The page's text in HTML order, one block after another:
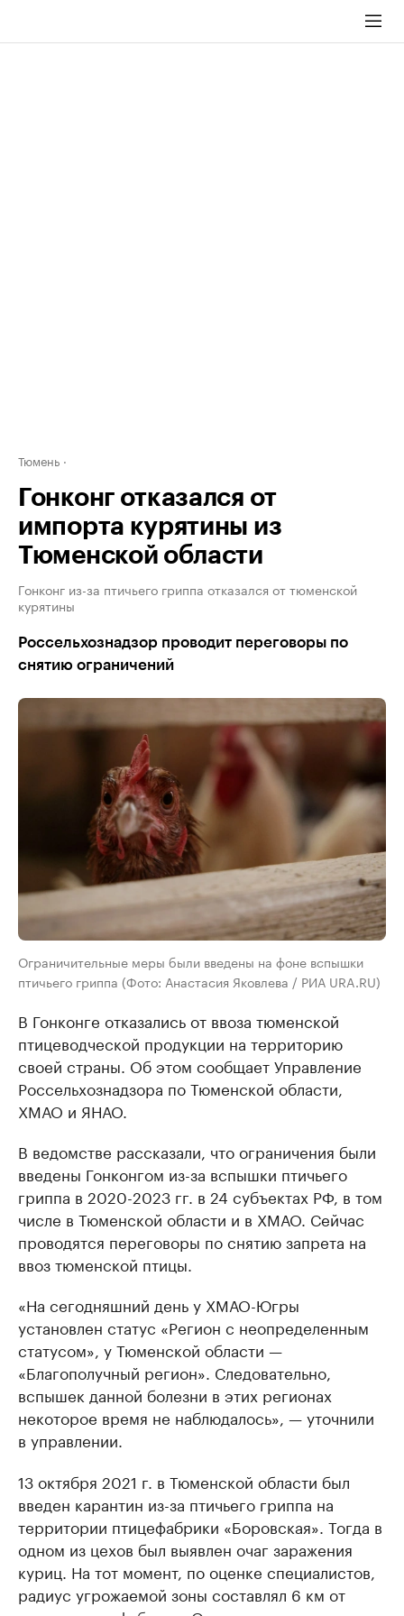
Тюмень
Гонконг отказался от
импорта курятины из
Тюменской области
Гонконг из-за птичьего гриппа отказался от тюменской
курятины
Россельхознадзор проводит переговоры по
снятию ограничений
Ограничительные меры были введены на фоне вспышки
птичьего гриппа (Фото: Анастасия Яковлева / РИА URA.RU)
В Гонконге отказались от ввоза тюменской
птицеводческой продукции на территорию
своей страны. Об этом сообщает Управление
Россельхознадзора по Тюменской области,
ХМАО и ЯНАО.
В ведомстве рассказали, что ограничения были
введены Гонконгом из-за вспышки птичьего
гриппа в 2020-2023 гг. в 24 субъектах РФ, в том
числе в Тюменской области и в ХМАО. Сейчас
проводятся переговоры по снятию запрета на
ввоз тюменской птицы.
«На сегодняшний день у ХМАО-Югры
установлен статус «Регион с неопределенным
статусом», у Тюменской области —
«Благополучный регион». Следовательно,
вспышек данной болезни в этих регионах
некоторое время не наблюдалось», — уточнили
в управлении.
13 октября 2021 г. в Тюменской области был
введен карантин из-за птичьего гриппа на
территории птицефабрики «Боровская». Тогда в
одном из цехов был выявлен очаг заражения
куриц. На тот момент, по оценке специалистов,
радиус угрожаемой зоны составлял 6 км от